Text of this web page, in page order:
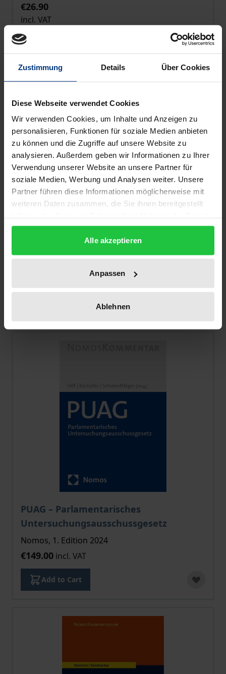
Zustimmung Details Über Cookies
Diese Webseite verwendet Cookies
Wir verwenden Cookies, um Inhalte und Anzeigen zu
personalisieren, Funktionen für soziale Medien anbieten
zu können und die Zugriffe auf unsere Website zu
analysieren. Außerdem geben wir Informationen zu Ihrer
Verwendung unserer Website an unsere Partner für
soziale Medien, Werbung und Analysen weiter. Unsere
Partner führen diese Informationen möglicherweise mit
weiteren Daten zusammen, die Sie ihnen bereitgestellt
gesammelt haben.
Alle akzeptieren
Anpassen
Ablehnen
€26.90
incl. VAT
Jugendgerichtsgesetz
PUAG – Parlamentarisches
Untersuchungsausschussgesetz
Nomos, 1. Edition 2024
€149.00 incl. VAT
Add to Cart